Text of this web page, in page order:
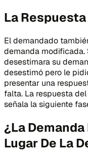
La
El demandado
demanda modificada.
desestimara su
desestimó pero le
presentar una
falta. La respuesta
señala la siguiente
¿La
Lugar De La